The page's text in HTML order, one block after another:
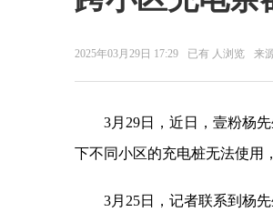
2025年03月29日 17:29 已有 人浏览 来
3月29日，近日，壹粉杨先
下不同小区的充电桩无法使用
3月25日，记者联系到杨先